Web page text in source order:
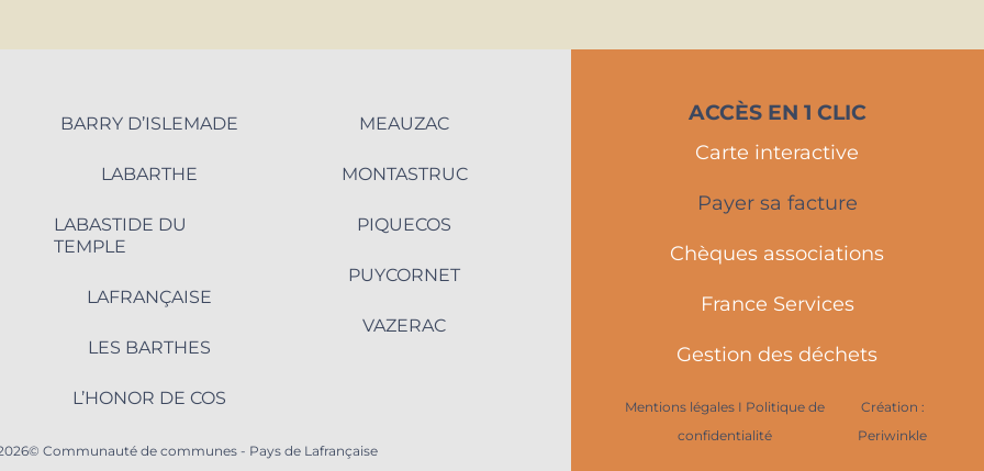
BARRY D’ISLEMADE
LABARTHE
LABASTIDE DU
TEMPLE
LAFRANÇAISE
LES BARTHES
L’HONOR DE COS
MEAUZAC
MONTASTRUC
PIQUECOS
PUYCORNET
VAZERAC
Communauté de communes - Pays de Lafrançaise
ACCÈS EN 1 CLIC
Carte interactive
Payer sa facture
Chèques associations
France Services
Gestion des déchets
Mentions légales I Politique de
confidentialité
Création :
Periwinkle